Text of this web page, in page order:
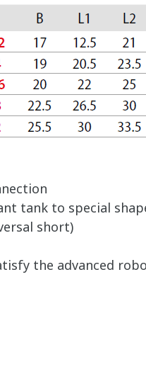
tank to special
short)
the advanced